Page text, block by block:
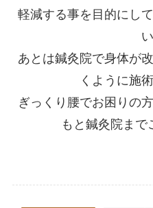
軽減する事を目的にし
い
あとは鍼灸院で身体が
くように施
ぎっくり腰でお困りの
もと鍼灸院まで